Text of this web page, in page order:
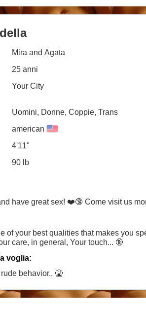
Mira and Agata
25 anni
Your City
Uomini, Donne, Coppie, Trans
american
4'11"
90 lb
have great sex! ❤️🔞 Come visit us
of your best qualities that makes you
care, in general, Your touch... 🔞
voglia:
behavior.. 🤮